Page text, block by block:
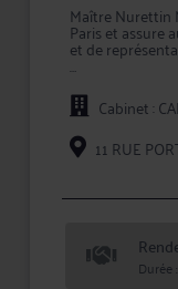
Maître Nurettin
Paris et assure
et de
L'approche
MESECI
valeur ajoutée
qualité devant
En confiant un
traitement de
Cabinet :
11 RUE
Durée